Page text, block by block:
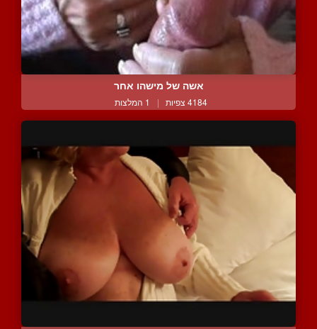
אשה של מישהו אחר
4184 צפיות | 1 המלצות